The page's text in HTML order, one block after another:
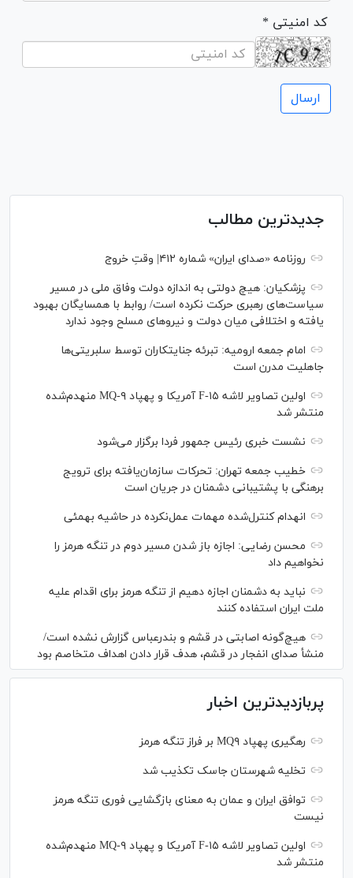
* کد امنیتی
جدیدترین مطالب
روزنامه «صدای ایران» شماره ۴۱۲| وقتِ خروج
پزشکیان: هیچ دولتی به اندازه دولت وفاق ملی در مسیر
سیاست‌های رهبری حرکت نکرده است/ روابط با همسایگان بهبود
یافته و اختلافی میان دولت و نیروهای مسلح وجود ندارد
امام جمعه ارومیه: تبرئه جنایتکاران توسط سلبریتی‌ها
جاهلیت مدرن است
اولین تصاویر لاشه F-۱۵ آمریکا و پهپاد MQ-۹ منهدم‌شده
منتشر شد
نشست خبری رئیس‌ جمهور فردا برگزار می‌شود
خطیب جمعه تهران: تحرکات سازمان‌یافته برای ترویج
برهنگی با پشتیبانی دشمنان در جریان است
انهدام کنترل‌شده مهمات عمل‌نکرده در حاشیه بهمئی
محسن رضایی: اجازه باز شدن مسیر دوم در تنگه هرمز را
نخواهیم داد
نباید به دشمنان اجازه دهیم از تنگه هرمز برای اقدام علیه
ملت ایران استفاده کنند
هیچ‌گونه اصابتی در قشم و بندرعباس گزارش نشده است/
منشأ صدای انفجار در قشم، هدف قرار دادن اهداف متخاصم بود
پربازدیدترین اخبار
رهگیری پهپاد MQ۹ بر فراز تنگه هرمز
تخلیه شهرستان جاسک تکذیب شد
توافق ایران و عمان به معنای بازگشایی فوری تنگه هرمز
نیست
اولین تصاویر لاشه F-۱۵ آمریکا و پهپاد MQ-۹ منهدم‌شده
منتشر شد